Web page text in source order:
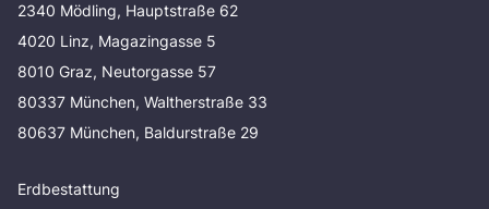
2340 Mödling, Hauptstraße 62
4020 Linz, Magazingasse 5
8010 Graz, Neutorgasse 57
80337 München, Waltherstraße 33
80637 München, Baldurstraße 29
Erdbestattung